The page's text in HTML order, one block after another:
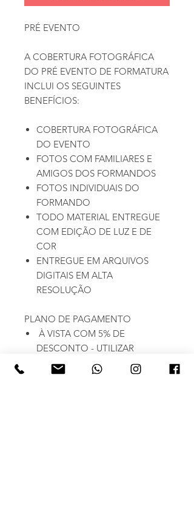
PRÉ EVENTO
A COBERTURA FOTOGRÁFICA
DO PRÉ EVENTO DE FORMATURA
INCLUI OS SEGUINTES
BENEFÍCIOS:
COBERTURA FOTOGRÁFICA
DO EVENTO
FOTOS COM FAMILIARES E
AMIGOS DOS FORMANDOS
FOTOS INDIVIDUAIS DO
FORMANDO
TODO MATERIAL ENTREGUE
COM EDIÇÃO DE LUZ E DE
COR
ENTREGUE EM ARQUIVOS
DIGITAIS EM ALTA
RESOLUÇÃO
PLANO DE PAGAMENTO
À VISTA COM 5% DE
DESCONTO - UTILIZAR
CUPOM
AVISTA
PARCELADO NO CARTÃO DE